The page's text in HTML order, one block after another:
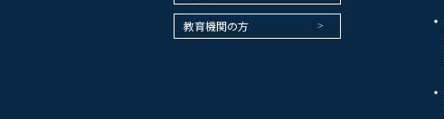
教育機関の方